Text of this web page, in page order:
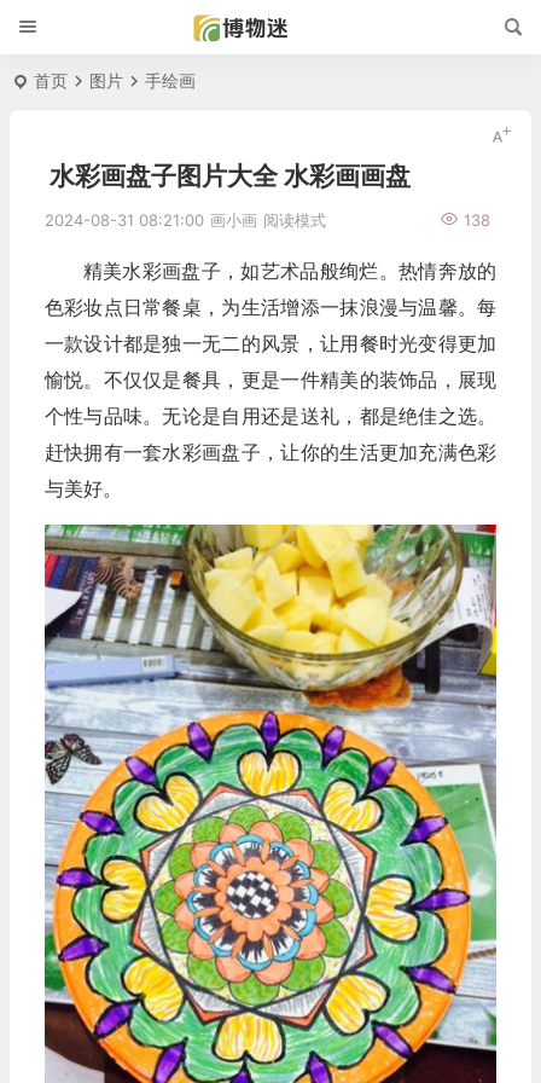
首页 图片 手绘画
水彩画盘子图片大全 水彩画画盘
2024-08-31 08:21:00 画小画 138
阅读模式
精美水彩画盘子，如艺术品般绚烂。热情奔放的
色彩妆点日常餐桌，为生活增添一抹浪漫与温馨。每
一款设计都是独一无二的风景，让用餐时光变得更加
愉悦。不仅仅是餐具，更是一件精美的装饰品，展现
个性与品味。无论是自用还是送礼，都是绝佳之选。
赶快拥有一套水彩画盘子，让你的生活更加充满色彩
与美好。